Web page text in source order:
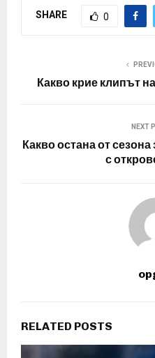
SHARE 0
Какво крие клипът
NEXT
Какво остана от
с
RELATED POSTS